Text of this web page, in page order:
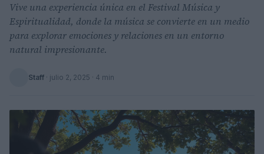
Vive una experiencia única en el Festival Música y
Espiritualidad, donde la música se convierte en un medio
para explorar emociones y relaciones en un entorno
natural impresionante.
Staff · julio 2, 2025 · 4 min